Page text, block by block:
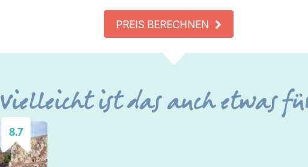
PREIS BERECHNEN
Vielleicht ist das auch etwas
8.7